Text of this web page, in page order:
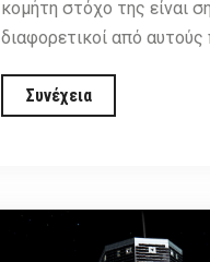
κομήτη στόχο της είναι
διαφορετικοί από αυτούς
ΣυνέχειαΗ
Rosetta
συζήτηση
για